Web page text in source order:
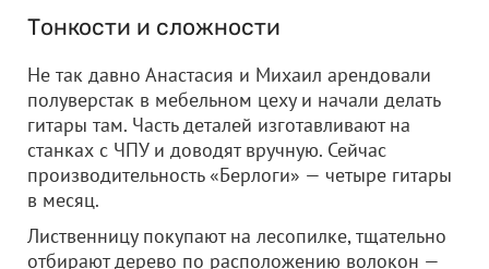
Тонкости и сложности
Не так давно Анастасия и Михаил арендовали
полуверстак в мебельном цеху и начали делать
гитары там. Часть деталей изготавливают на
станках с ЧПУ и доводят вручную. Сейчас
производительность «Берлоги» — четыре гитары
в месяц.
Лиственницу покупают на лесопилке, тщательно
отбирают дерево по расположению волокон —